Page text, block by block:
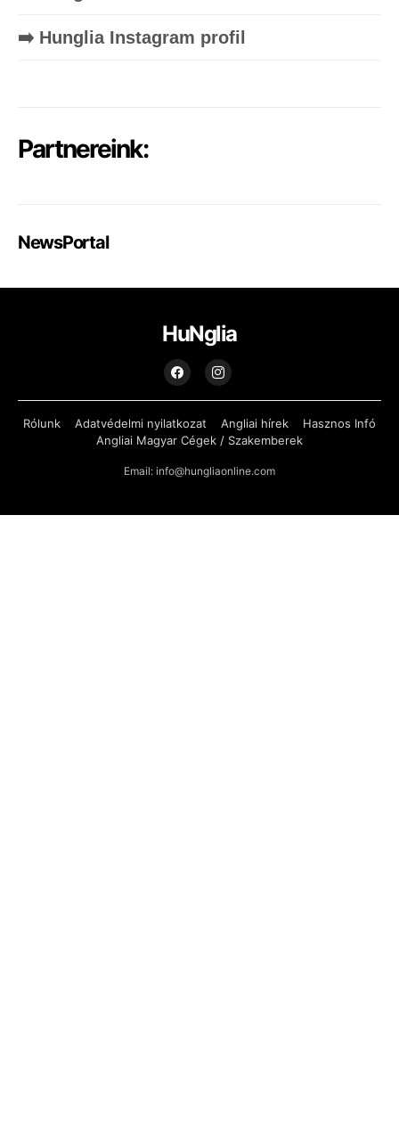
➡️ Hunglia Instagram profil
Partnereink:
NewsPortal
HuNglia
Rólunk Adatvédelmi nyilatkozat Angliai hírek
Hasznos Infó
Angliai Magyar Cégek / Szakemberek
Email: info@hungliaonline.com